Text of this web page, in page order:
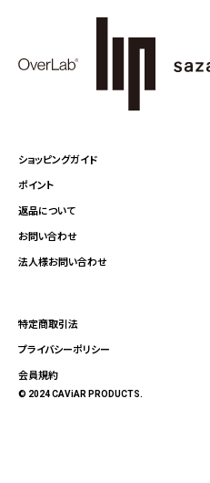
ショッピングガイド
ポイント
返品について
お問い合わせ
法人様お問い合わせ
特定商取引法
プライバシーポリシー
会員規約
© 2024 CAViAR PRODUCTS.